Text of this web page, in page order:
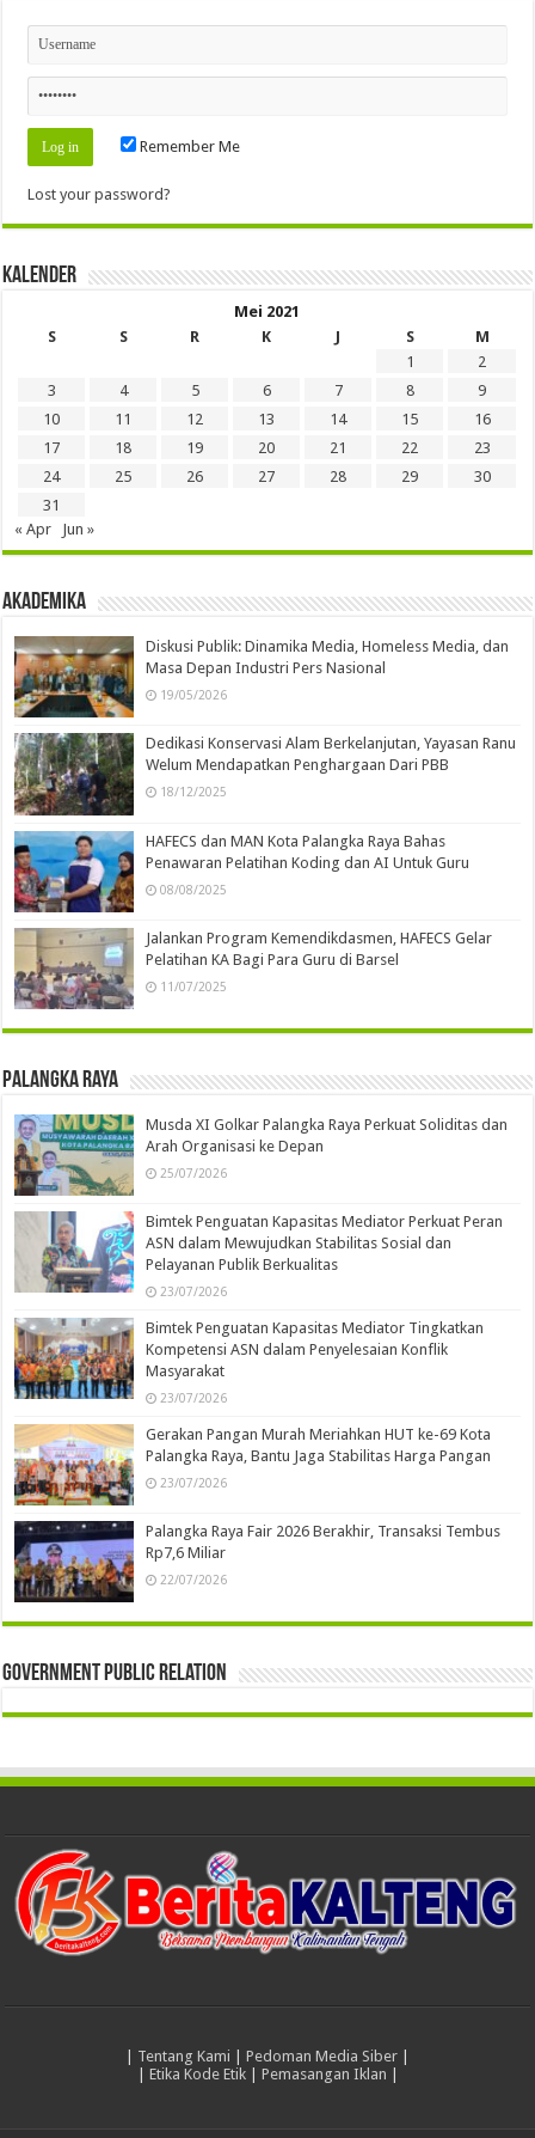
Remember Me
Lost your password?
Kalender
Mei 2021
S
S R K J S
M
1
2
3
4 5 6 7 8
9
10
11 12 13 14 15
16
17
18 19 20 21 22
23
24
25 26 27 28 29
30
31
« Apr
Jun »
Akademika
Diskusi Publik: Dinamika Media, Homeless Media, dan
Masa Depan Industri Pers Nasional
19/05/2026
Dedikasi Konservasi Alam Berkelanjutan, Yayasan Ranu
Welum Mendapatkan Penghargaan Dari PBB
18/12/2025
HAFECS dan MAN Kota Palangka Raya Bahas
Penawaran Pelatihan Koding dan AI Untuk Guru
08/08/2025
Jalankan Program Kemendikdasmen, HAFECS Gelar
Pelatihan KA Bagi Para Guru di Barsel
11/07/2025
Palangka Raya
Musda XI Golkar Palangka Raya Perkuat Soliditas dan
Arah Organisasi ke Depan
25/07/2026
Bimtek Penguatan Kapasitas Mediator Perkuat Peran
ASN dalam Mewujudkan Stabilitas Sosial dan
Pelayanan Publik Berkualitas
23/07/2026
Bimtek Penguatan Kapasitas Mediator Tingkatkan
Kompetensi ASN dalam Penyelesaian Konflik
Masyarakat
23/07/2026
Gerakan Pangan Murah Meriahkan HUT ke-69 Kota
Palangka Raya, Bantu Jaga Stabilitas Harga Pangan
23/07/2026
Palangka Raya Fair 2026 Berakhir, Transaksi Tembus
Rp7,6 Miliar
22/07/2026
Government Public Relation
Tentang Kami Pedoman Media Siber
Etika Kode Etik| Pemasangan Iklan